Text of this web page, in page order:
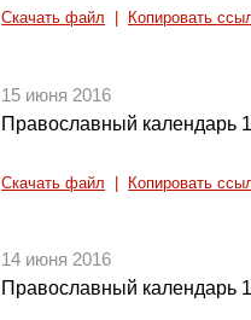
Скачать файл Копировать
15 июня 2016
Православный календарь
Скачать файл Копировать
14 июня 2016
Православный календарь